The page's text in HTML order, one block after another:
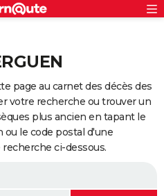
page au carnet des décès des
votre recherche ou trouver un
plus ancien en tapant le
le code postal d'une
ci-dessous.